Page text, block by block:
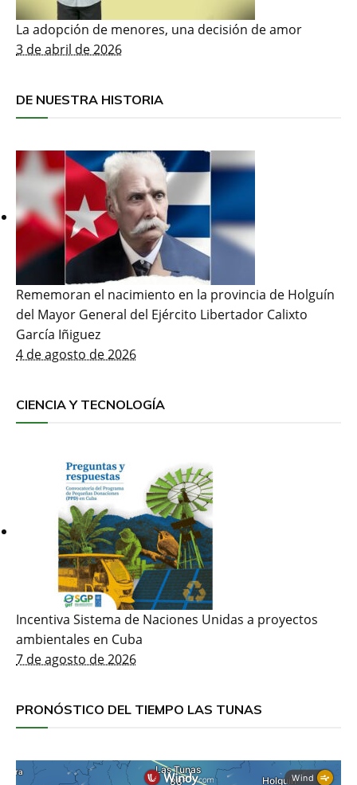
La adopción de menores, una decisión de amor
3 de abril de 2026
DE NUESTRA HISTORIA
Rememoran el nacimiento en la provincia de Holguín
del Mayor General del Ejército Libertador Calixto
García Iñiguez
4 de agosto de 2026
CIENCIA Y TECNOLOGÍA
Incentiva Sistema de Naciones Unidas a proyectos
ambientales en Cuba
7 de agosto de 2026
PRONÓSTICO DEL TIEMPO LAS TUNAS